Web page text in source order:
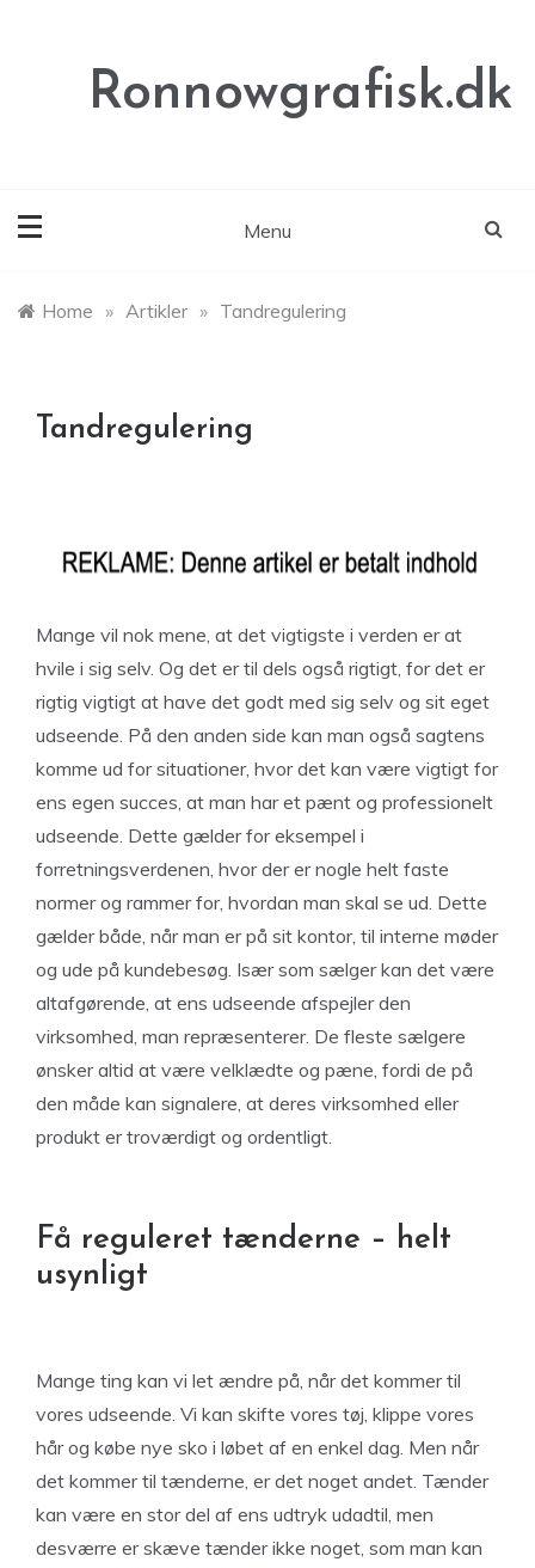
Ronnowgrafisk.dk
Menu
Home » Artikler » Tandregulering
Tandregulering
Mange vil nok mene, at det vigtigste i verden er at
hvile i sig selv. Og det er til dels også rigtigt, for det er
rigtig vigtigt at have det godt med sig selv og sit eget
udseende. På den anden side kan man også sagtens
komme ud for situationer, hvor det kan være vigtigt for
ens egen succes, at man har et pænt og professionelt
udseende. Dette gælder for eksempel i
forretningsverdenen, hvor der er nogle helt faste
normer og rammer for, hvordan man skal se ud. Dette
gælder både, når man er på sit kontor, til interne møder
og ude på kundebesøg. Især som sælger kan det være
altafgørende, at ens udseende afspejler den
virksomhed, man repræsenterer. De fleste sælgere
ønsker altid at være velklædte og pæne, fordi de på
den måde kan signalere, at deres virksomhed eller
produkt er troværdigt og ordentligt.
Få reguleret tænderne – helt
usynligt
Mange ting kan vi let ændre på, når det kommer til
vores udseende. Vi kan skifte vores tøj, klippe vores
hår og købe nye sko i løbet af en enkel dag. Men når
det kommer til tænderne, er det noget andet. Tænder
kan være en stor del af ens udtryk udadtil, men
desværre er skæve tænder ikke noget, som man kan